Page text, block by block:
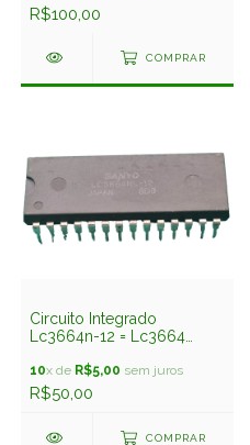
R$100,00
COMPRAR
Circuito Integrado
Lc3664n-12 = Lc3664
10x de R$5,00 sem juros
R$50,00
COMPRAR